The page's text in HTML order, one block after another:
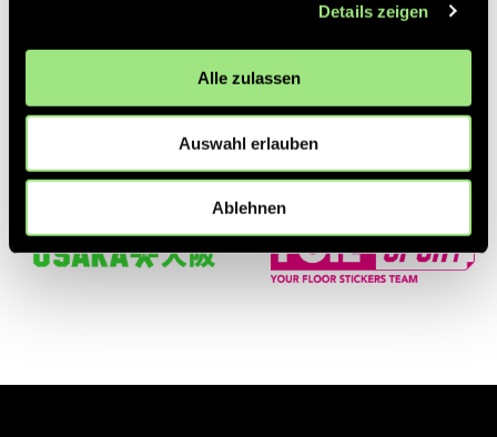
Details zeigen
Alle zulassen
Auswahl erlauben
Ablehnen